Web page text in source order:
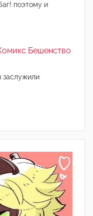
поэтому и
Бешенство
заслужили